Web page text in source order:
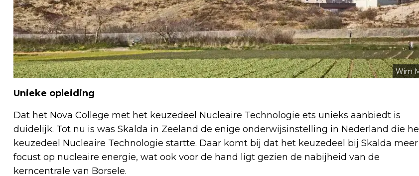
Wim
Unieke opleiding
Dat het Nova College met het keuzedeel Nucleaire Technologie ets unieks aanbiedt is
duidelijk. Tot nu is was Skalda in Zeeland de enige onderwijsinstelling in Nederland die
keuzedeel Nucleaire Technologie startte. Daar komt bij dat het keuzedeel bij Skalda meer
focust op nucleaire energie, wat ook voor de hand ligt gezien de nabijheid van de
kerncentrale van Borsele.